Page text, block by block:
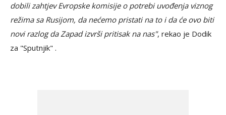
dobili zahtjev Evropske komisije o potrebi uvođenja viznog
režima sa Rusijom, da nećemo pristati na to i da će ovo biti
novi razlog da Zapad izvrši pritisak na nas", rekao je Dodik
za "Sputnjik" .